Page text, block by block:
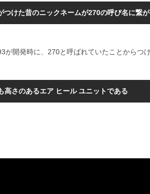
つけた昔のニックネームが270の呼び名に繋
開発時に、270と呼ばれていたことからつけ
高さのあるエア ヒール ユニットである